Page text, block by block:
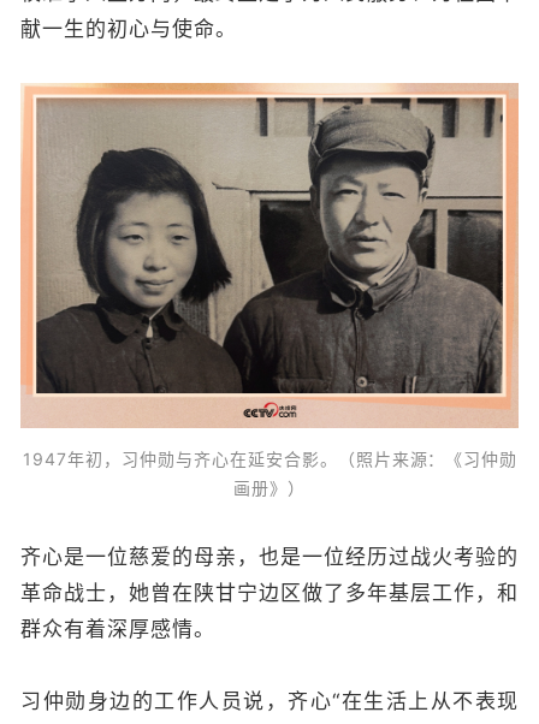
献一生的初心与使命。
1947年初，习仲勋与齐心在延安合影。（照片来源：《习仲勋
画册》）
齐心是一位慈爱的母亲，也是一位经历过战火考验的
革命战士，她曾在陕甘宁边区做了多年基层工作，和
群众有着深厚感情。
习仲勋身边的工作人员说，齐心“在生活上从不表现